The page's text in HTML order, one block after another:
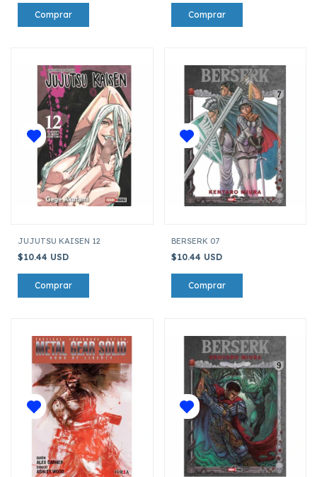
JUJUTSU KAISEN 12
$10.44 USD
BERSERK 07
$10.44 USD